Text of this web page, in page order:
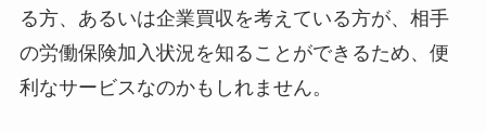
る方、あるいは企業買収を考えている方が、相手
の労働保険加入状況を知ることができるため、便
利なサービスなのかもしれません。